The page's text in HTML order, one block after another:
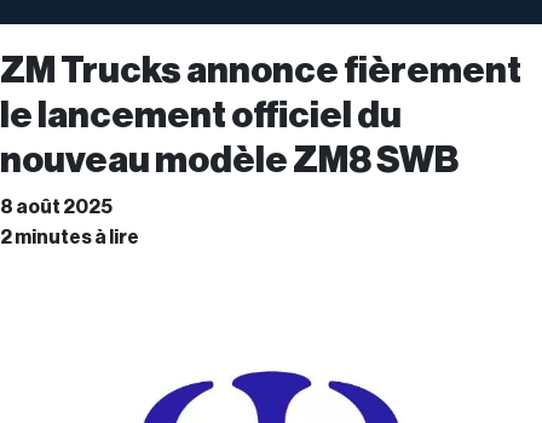
ZM Trucks annonce fièrement
le lancement officiel du
nouveau modèle ZM8 SWB
8 août 2025
2 minutes à lire